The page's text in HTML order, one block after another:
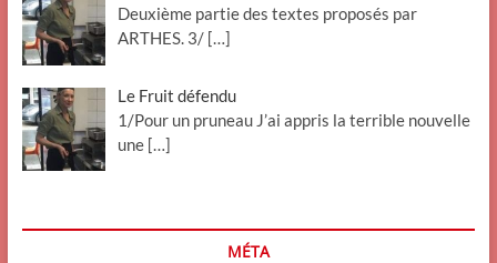
Deuxième partie des textes proposés par
ARTHES. 3/ […]
Le Fruit défendu
1/Pour un pruneau J’ai appris la terrible nouvelle
une […]
MÉTA